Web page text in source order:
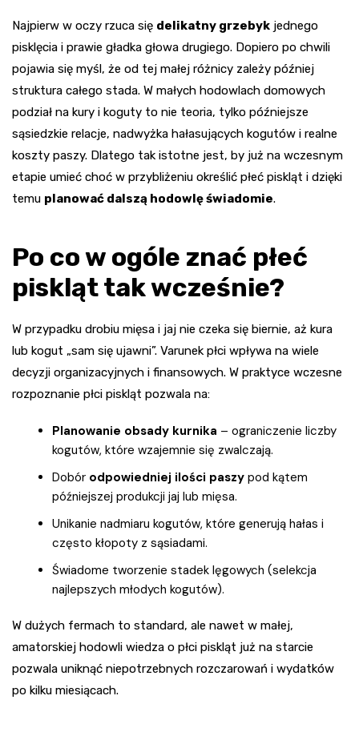
Najpierw w oczy rzuca się delikatny grzebyk jednego
pisklęcia i prawie gładka głowa drugiego. Dopiero po chwili
pojawia się myśl, że od tej małej różnicy zależy później
struktura całego stada. W małych hodowlach domowych
podział na kury i koguty to nie teoria, tylko późniejsze
sąsiedzkie relacje, nadwyżka hałasujących kogutów i realne
koszty paszy. Dlatego tak istotne jest, by już na wczesnym
etapie umieć choć w przybliżeniu określić płeć piskląt i dzięki
temu planować dalszą hodowlę świadomie.
Po co w ogóle znać płeć
piskląt tak wcześnie?
W przypadku drobiu mięsa i jaj nie czeka się biernie, aż kura
lub kogut „sam się ujawni”. Varunek płci wpływa na wiele
decyzji organizacyjnych i finansowych. W praktyce wczesne
rozpoznanie płci piskląt pozwala na:
Planowanie obsady kurnika – ograniczenie liczby
kogutów, które wzajemnie się zwalczają.
Dobór odpowiedniej ilości paszy pod kątem
późniejszej produkcji jaj lub mięsa.
Unikanie nadmiaru kogutów, które generują hałas i
często kłopoty z sąsiadami.
Świadome tworzenie stadek lęgowych (selekcja
najlepszych młodych kogutów).
W dużych fermach to standard, ale nawet w małej,
amatorskiej hodowli wiedza o płci piskląt już na starcie
pozwala uniknąć niepotrzebnych rozczarowań i wydatków
po kilku miesiącach.